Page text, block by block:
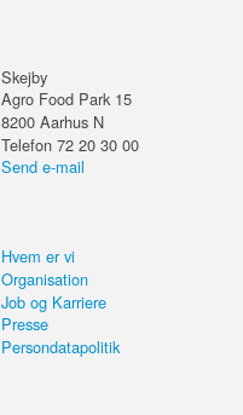
Skejby
Agro Food Park 15
8200 Aarhus N
Telefon 72 20 30 00
Send e-mail
Hvem er vi
Organisation
Job og Karriere
Presse
Persondatapolitik